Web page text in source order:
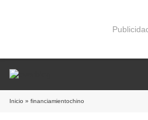
Inicio » financiamientochino